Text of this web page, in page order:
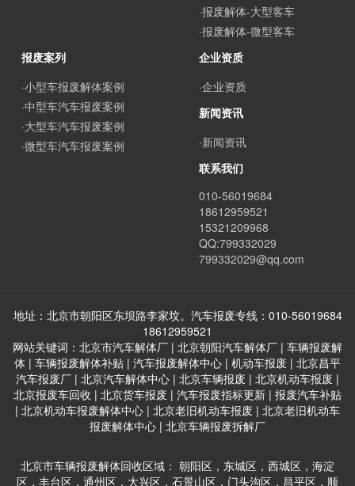
·报废解体-大型客车
·报废解体-微型客车
报废案列
·小型车报废解体案例
·中型车汽车报废案例
·大型车汽车报废案例
·微型车汽车报废案例
企业资质
·企业资质
新闻资讯
·新闻资讯
联系我们
010-56019684
18612959521
15321209968
QQ:799332029
799332029@qq.com
地址：北京市朝阳区东坝路李家坟。汽车报废专线：010-56019684
18612959521
网站关键词：北京市汽车解体厂 | 北京朝阳汽车解体厂 | 车辆报废解
体 | 车辆报废解体补贴 | 汽车报废解体中心 | 机动车报废 | 北京昌平
汽车报废厂 | 北京汽车解体中心 | 北京车辆报废 | 北京机动车报废 |
北京报废车回收 | 北京货车报废 | 汽车报废指标更新 | 报废汽车补贴
| 北京机动车报废解体中心 | 北京老旧机动车报废 | 北京老旧机动车
报废解体中心 | 北京车辆报废拆解厂
北京市车辆报废解体回收区域： 朝阳区，东城区，西城区，海淀
区，丰台区，通州区，大兴区，石景山区，门头沟区，昌平区，顺